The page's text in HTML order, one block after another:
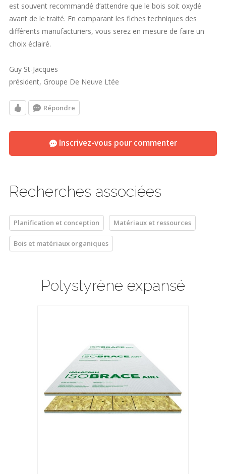
est souvent recommandé d’attendre que le bois soit oxydé
avant de le traité. En comparant les fiches techniques des
différents manufacturiers, vous serez en mesure de faire un
choix éclairé.
Guy St-Jacques
président, Groupe De Neuve Ltée
Répondre
Inscrivez-vous pour commenter
Recherches associées
Planification et conception Matériaux et ressources
Bois et matériaux organiques
Polystyrène expansé